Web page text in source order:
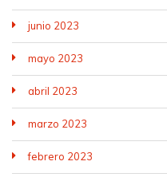
junio 2023
mayo 2023
abril 2023
marzo 2023
febrero 2023